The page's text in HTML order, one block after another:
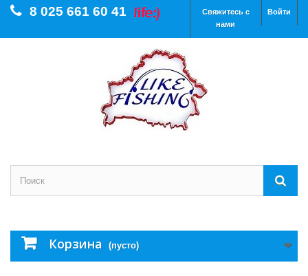
Войти
Свяжитесь с
нами
8 025 661 60 41
Корзина (пусто)